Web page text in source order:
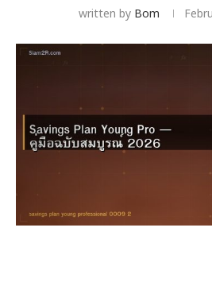
written by Bom